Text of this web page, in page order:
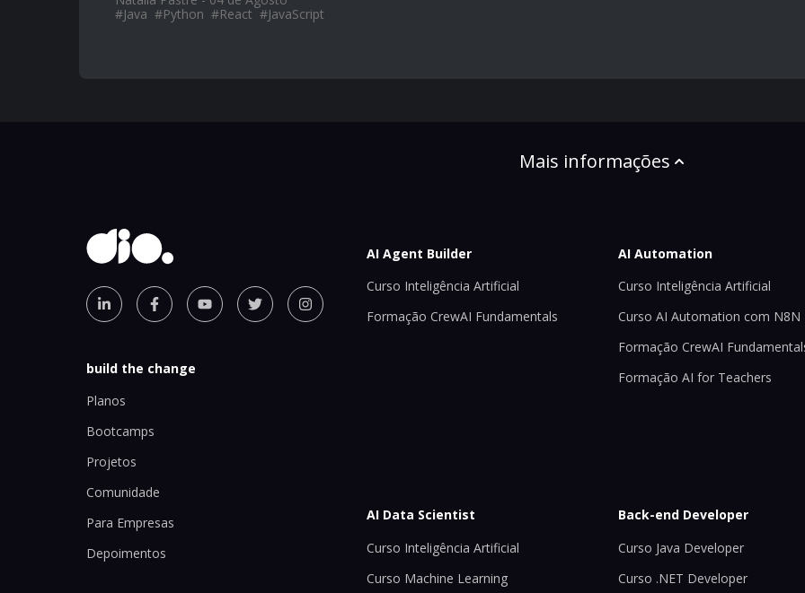
#Java #Python #React #JavaScript
Mais informações
build the change
Planos
Bootcamps
Projetos
Comunidade
Para Empresas
Depoimentos
AI Agent Builder
Curso Inteligência Artificial
Formação CrewAI Fundamentals
AI Automation
Curso Inteligência Artificial
Curso AI Automation com N8N
Formação CrewAI
Formação AI for Teachers
AI Data Scientist
Curso Inteligência Artificial
Curso Machine Learning
Back-end Developer
Curso Java Developer
Curso .NET Developer